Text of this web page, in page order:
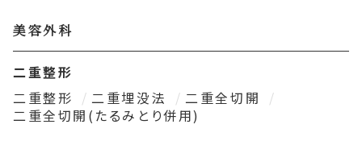
美容外科
二重整形
二重整形
二重埋没法
二重全切開
二重全切開(たるみとり併用)